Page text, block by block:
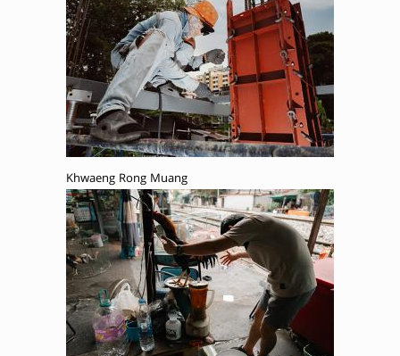
Khwaeng Rong Muang